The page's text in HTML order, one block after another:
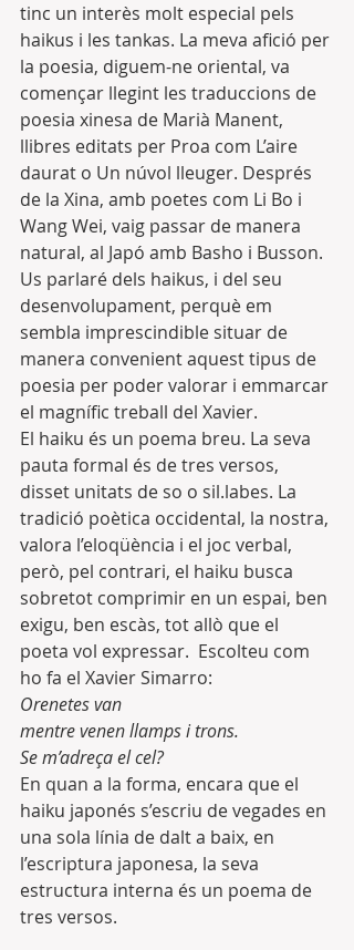
tinc un interès molt especial pels
haikus i les tankas. La meva afició per
la poesia, diguem-ne oriental, va
començar llegint les traduccions de
poesia xinesa de Marià Manent,
llibres editats per Proa com L’aire
daurat o Un núvol lleuger. Després
de la Xina, amb poetes com Li Bo i
Wang Wei, vaig passar de manera
natural, al Japó amb Basho i Busson.
Us parlaré dels haikus, i del seu
desenvolupament, perquè em
sembla imprescindible situar de
manera convenient aquest tipus de
poesia per poder valorar i emmarcar
el magnífic treball del Xavier.
El haiku és un poema breu. La seva
pauta formal és de tres versos,
disset unitats de so o sil.labes. La
tradició poètica occidental, la nostra,
valora l’eloqüència i el joc verbal,
però, pel contrari, el haiku busca
sobretot comprimir en un espai, ben
exigu, ben escàs, tot allò que el
poeta vol expressar.  Escolteu com
ho fa el Xavier Simarro:
Orenetes van
mentre venen llamps i trons.
Se m’adreça el cel?
En quan a la forma, encara que el
haiku japonés s’escriu de vegades en
una sola línia de dalt a baix, en
l’escriptura japonesa, la seva
estructura interna és un poema de
tres versos.